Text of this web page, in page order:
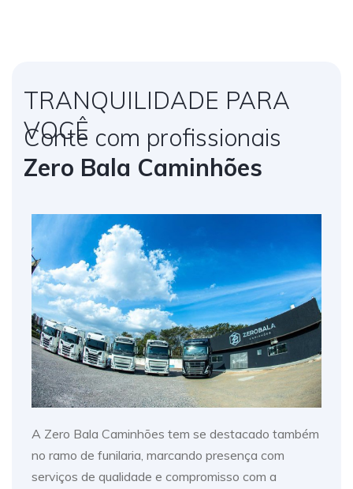
TRANQUILIDADE PARA
VOCÊ
Conte com profissionais
Zero Bala Caminhões
A Zero Bala Caminhões tem se destacado também
no ramo de funilaria, marcando presença com
serviços de qualidade e compromisso com a